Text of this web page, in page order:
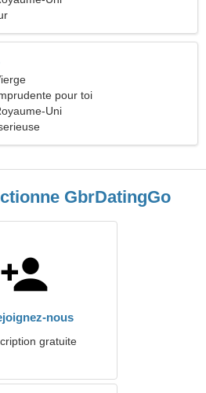
pour toi
Uni
GbrDatingGo
nous
gratuite